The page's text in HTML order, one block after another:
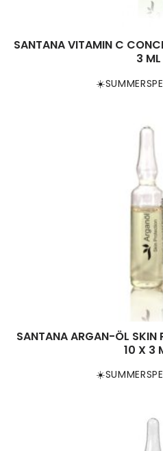
SANTANA VITAMIN C
3 ML
SANTANA ARGAN-ÖL SKIN
10 X 3